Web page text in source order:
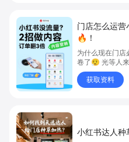
门店怎么运
🔥！
为什么现在门店
卷了😮‍💨 光等人
还没开始做小红
💸 获取资料
小红书达人种